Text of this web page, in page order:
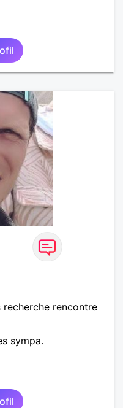
rencontre
sympa.